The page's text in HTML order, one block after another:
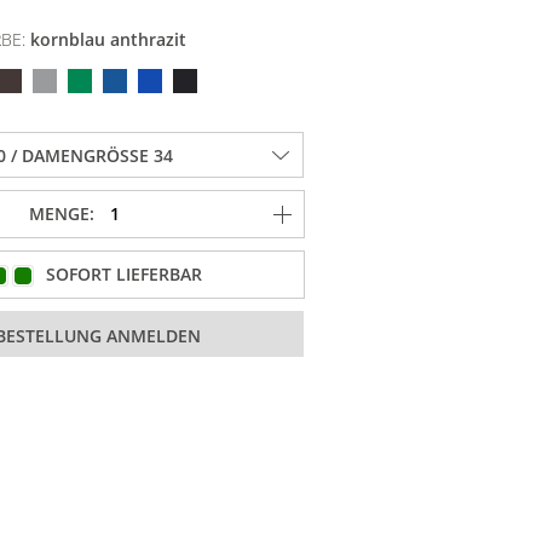
kornblau anthrazit
MENGE:
SOFORT LIEFERBAR